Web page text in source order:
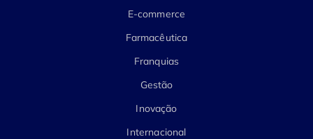
E-commerce
Farmacêutica
Franquias
Gestão
Inovação
Internacional